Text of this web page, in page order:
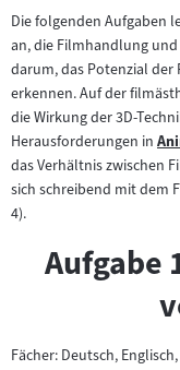
Die folgenden Aufgaben
an, die Filmhandlung
darum, das Potenzial
erkennen. Auf der
die Wirkung der 3D-
Herausforderungen in
das Verhältnis zwischen
sich schreibend mit dem
4).
Aufgabe
Fächer: Deutsch,